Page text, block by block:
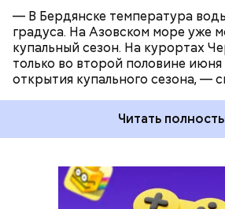
— В Бердянске температура
градуса. На Азовском море уже
купальный сезон. На курортах
только во второй половине
открытия купального сезона, —
Читать